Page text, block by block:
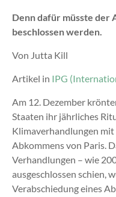
Denn dafür müsste der
beschlossen werden.
Von Jutta Kill
Artikel in IPG
Am 12. Dezember
Staaten ihr jährliches
Klimaverhandlungen mit
Abkommens von Paris.
Verhandlungen – wie
ausgeschlossen schien,
Verabschiedung eines